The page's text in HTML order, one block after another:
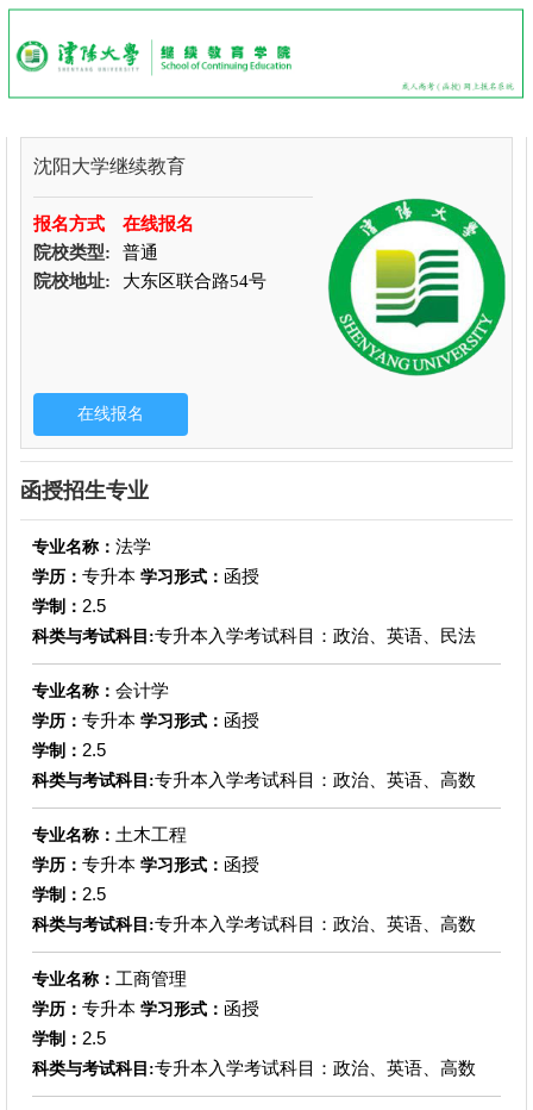
沈阳大学继续教育
报名方式
在线报名
院校类型:
普通
院校地址:
大东区联合路54号
函授招生专业
专业名称： 法学
学历： 专升本 学习形式： 函授
学制： 2.5
科类与考试科目:专升本入学考试科目：政治、英语、民法
专业名称： 会计学
学历： 专升本 学习形式： 函授
学制： 2.5
科类与考试科目:专升本入学考试科目：政治、英语、高数
专业名称： 土木工程
学历： 专升本 学习形式： 函授
学制： 2.5
科类与考试科目:专升本入学考试科目：政治、英语、高数
专业名称： 工商管理
学历： 专升本 学习形式： 函授
学制： 2.5
科类与考试科目:专升本入学考试科目：政治、英语、高数